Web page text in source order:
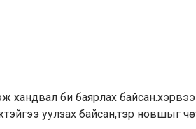
хандвал би баярлах байсан.хэрвээ
уулзах байсан,тэр новшыг